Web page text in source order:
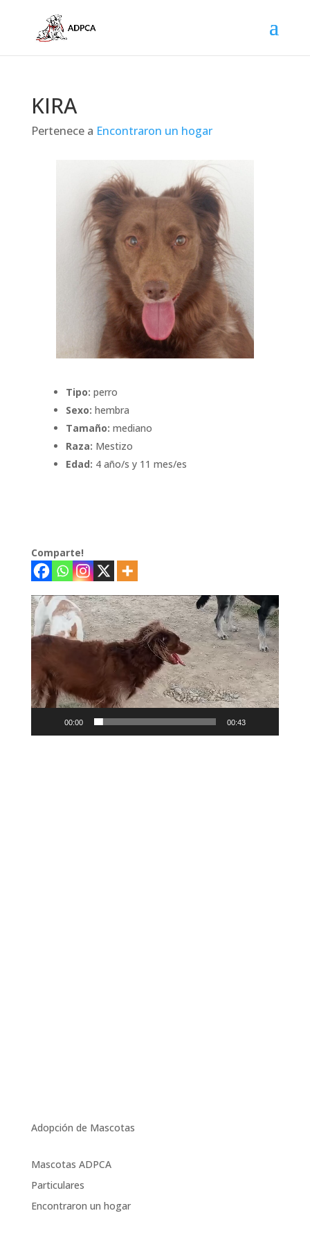
KIRA
Pertenece a Encontraron un hogar
Tipo: perro
Sexo: hembra
Tamaño: mediano
Raza: Mestizo
Edad: 4 año/s y 11 mes/es
Comparte!
Reproductor
de
vídeo
00:00 00:43
Adopción de Mascotas
Mascotas ADPCA
Particulares
Encontraron un hogar